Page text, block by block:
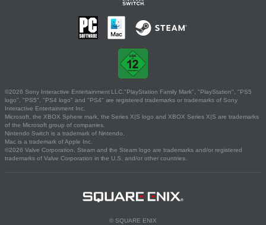
©2026 Sony Interactive Entertainment LLC."PlayStation Family Mark", "PlayStation", "PS5
logo", "PS5", "PS4 logo" and "PS4" are registered trademarks or trademarks of Sony
Interactive Entertainment Inc.
Microsoft, the XBOX Sphere mark, the Series X|S logo and XBOX Series X|S are trademarks
of the Microsoft group of companies.
Nintendo Switch is a trademark of Nintendo.
Mac is a trademark of Apple Inc.
©2026 Valve Corporation. Steam and the Steam logo are trademarks and/or registered
trademarks of Valve Corporation in the U.S. and/or other countries.
© SQUARE ENIX